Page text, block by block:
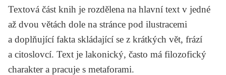
Textová část knih je rozdělena na hlavní text v jedné
až dvou větách dole na stránce pod ilustracemi
a doplňující fakta skládající se z krátkých vět, frází
a citoslovcí. Text je lakonický, často má filozofický
charakter a pracuje s metaforami.